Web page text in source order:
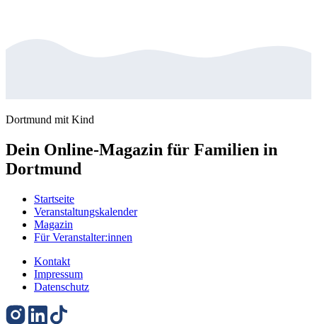
Dortmund mit Kind
Dein Online-Magazin für Familien in
Dortmund
Startseite
Veranstaltungskalender
Magazin
Für Veranstalter:innen
Kontakt
Impressum
Datenschutz